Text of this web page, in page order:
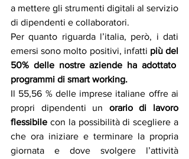
a mettere gli strumenti digitali al servizio
di dipendenti e collaboratori.
Per quanto riguarda l’italia, però, i dati
emersi sono molto positivi, infatti più del
50% delle nostre aziende ha adottato
programmi di smart working.
Il 55,56 % delle imprese italiane offre ai
propri dipendenti un orario di lavoro
flessibile con la possibilità di scegliere a
che ora iniziare e terminare la propria
giornata e dove svolgere l’attività